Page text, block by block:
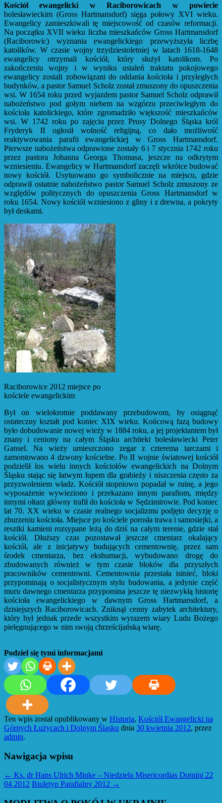
Kościół ewangelicki w Raciborowicach w powiecie
bolesławieckim (Gross Hartmansdorf) sięga połowy XVI wieku.
Ewangelicy zamieszkiwali tę miejscowość od czasów reformacji.
Na początku XVII wieku liczba mieszkańców Gross Hartmansdorf
(Raciborowic) wyznania ewangelickiego przewyższyła liczbę
katolików. W czasie wojny trzydziestoletniej w latach 1618-1648
ewangelicy otrzymali kościół, który służył katolikom. Po
zakończeniu wojny i w wyniku ustaleń traktatu pokojowego
ewangelicy zostali zobowiązani do oddania kościoła i przyległych
budynków, a pastor Samuel Scholz został zmuszony do opuszczenia
wsi. W 1654 roku przed wyjazdem pastor Samuel Scholz odprawił
nabożeństwo pod gołym niebem na wzgórzu przeciwległym do
kościoła katolickiego, które zgromadziło większość mieszkańców
wsi. W 1742 roku po zajęciu przez Prusy Dolnego Śląska król
Fryderyk II ogłosił wolność religijną, co dało możliwość
reaktywowania parafii ewangelickiej w Gross Hartmansdorf.
Pierwsze nabożeństwa odprawione zostały 6 i 7 stycznia 1742 roku
przez pastora Johanna Georga Thomasa, jeszcze na odkrytym
wzniesieniu. Ewangelicy w Hartmansdorf zaczęli wkrótce budować
nowy kościół. Usytuowano go symbolicznie na miejscu, gdzie
odprawił ostatnie nabożeństwo pastor Samuel Scholz zmuszony ze
względów politycznych do opuszczenia Gross Hartmansdorf w
roku 1654. Nowy kościół wzniesiono z gliny i z drewna, a pokryty
był deskami.
Raciborowice 2012 miejsce po
kościele ewangelickim
Był on wielokrotnie poddawany przebudowom, by osiągnąć
ostateczny kształt pod koniec XIX wieku. Końcową fazą budowy
było dobudowanie nowej wieży w 1884 roku, a jej projektantem był
znany i ceniony na całym Śląsku architekt bolesławiecki Peter
Gansel. Na wieży umieszczono zegar z czterema tarczami i
zamontowano 4 dzwony kościelne. Po II wojnie światowej kościół
podzielił los wielu innych kościołów ewangelickich na Dolnym
Śląsku stając się łatwym łupem dla grabieży i niszczenia często za
przyzwoleniem władz. Kościół stopniowo popadał w ruinę, a jego
wyposażenie wywieziono i przekazano innym parafiom, między
innymi ołtarz główny trafił do kościoła w Sędzimirowie. Pod koniec
lat 70. XX wieku w czasie realnego socjalizmu podjęto decyzję o
zburzeniu kościoła. Miejsce po kościele porosła trawa i samosiejki, a
resztki kamieni rozsypane leżą do dziś na całym terenie, gdzie stał
kościół. Dłuższy czas pozostawał jeszcze cmentarz okalający
kościół, ale z inicjatywy budujących cementownię, przez sam
środek cmentarza, bez ekshumacji, wybudowano drogę do
zbudowanych również w tym czasie bloków dla przyszłych
pracowników cementowni. Cementownia przestała istnieć, bloki
przypominają o socjalistycznym stylu budowania, a jedynie część
muru dawnego cmentarza przypomina jeszcze tę niezwykłą historię
kościoła ewangelickiego w dawnym Gross Hartmansdorf, a
dzisiejszych Raciborowicach. Zniknął cenny zabytek architektury,
który był jednak przede wszystkim wyrazem wiary Ludu Bożego
pielęgnującego w nim swoją chrześcijańską wiarę.
Podziel się tymi informacjami
Ten wpis został opublikowany w Historia, Kościół Ewangelicki na
Górnych Łużycach i Dolnym Śląsku dnia 30 kwietnia 2012, przez
admin.
Nawigacja wpisu
← Ks. dr Hans Ulrich Minke – Niedziela Misericordias Domini 22
04 2012 Biuletyn Parafialny 2012 →